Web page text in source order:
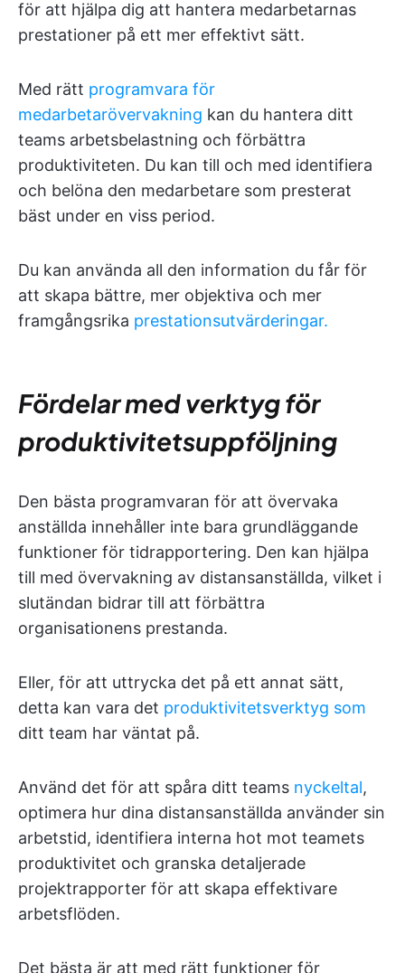
för att hjälpa dig att hantera medarbetarnas
prestationer på ett mer effektivt sätt.
Med rätt programvara för
medarbetarövervakning kan du hantera ditt
teams arbetsbelastning och förbättra
produktiviteten. Du kan till och med identifiera
och belöna den medarbetare som presterat
bäst under en viss period.
Du kan använda all den information du får för
att skapa bättre, mer objektiva och mer
framgångsrika prestationsutvärderingar.
Fördelar med verktyg för
produktivitetsuppföljning
Den bästa programvaran för att övervaka
anställda innehåller inte bara grundläggande
funktioner för tidrapportering. Den kan hjälpa
till med övervakning av distansanställda, vilket i
slutändan bidrar till att förbättra
organisationens prestanda.
Eller, för att uttrycka det på ett annat sätt,
detta kan vara det produktivitetsverktyg som
ditt team har väntat på.
Använd det för att spåra ditt teams nyckeltal,
optimera hur dina distansanställda använder sin
arbetstid, identifiera interna hot mot teamets
produktivitet och granska detaljerade
projektrapporter för att skapa effektivare
arbetsflöden.
Det bästa är att med rätt funktioner för